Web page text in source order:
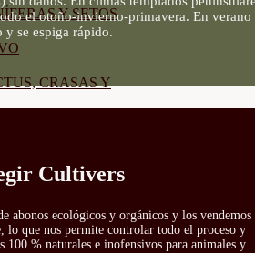
Y SETOS
CRASAS Y
el otoño-invierno-primavera. En verano
y se espiga rápido.
Cultivers
abonos ecológicos y orgánicos y los vendemos
lo que nos permite controlar todo el proceso y
100 % naturales e inofensivos para animales y